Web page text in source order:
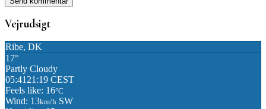
Vejrudsigt
Ribe, DK
17°
Partly Cloudy
05:41 21:19 CEST
Feels like: 16°C
Wind: 13km/h SW